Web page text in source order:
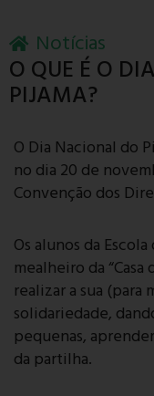
Notícias
O QUE É O
PIJAMA?
O Dia Nacional do
no dia 20 de
Convenção dos
Os alunos da
mealheiro da “Casa
realizar a sua (para
solidariedade,
pequenas,
da partilha.